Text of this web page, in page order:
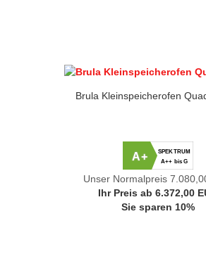
Brula Kleinspeicherofen
A+
SPEKTRUM
A++ bis G
Unser Normalpreis
Ihr Preis ab 6.372,00
Sie sparen 10%